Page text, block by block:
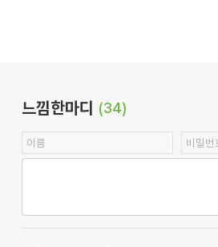
느낌한마디 (34)